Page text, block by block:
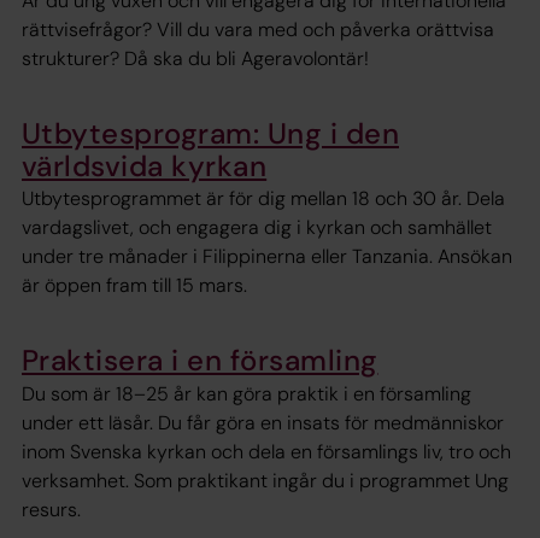
rättvisefrågor? Vill du vara med och påverka orättvisa
strukturer? Då ska du bli Ageravolontär!
Utbytesprogram: Ung i den
världsvida kyrkan
Utbytesprogrammet är för dig mellan 18 och 30 år. Dela
vardagslivet, och engagera dig i kyrkan och samhället
under tre månader i Filippinerna eller Tanzania. Ansökan
är öppen fram till 15 mars.
Praktisera i en församling
Du som är 18–25 år kan göra praktik i en församling
under ett läsår. Du får göra en insats för medmänniskor
inom Svenska kyrkan och dela en församlings liv, tro och
verksamhet. Som praktikant ingår du i programmet Ung
resurs.